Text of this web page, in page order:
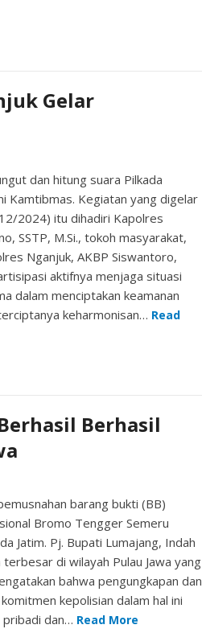
Gelar
dan hitung suara Pilkada
Kamtibmas. Kegiatan yang digelar
2024) itu dihadiri Kapolres
SSTP, M.Si., tokoh masyarakat,
Nganjuk, AKBP Siswantoro,
aktifnya menjaga situasi
dalam menciptakan keamanan
keharmonisan… Read
Berhasil
barang bukti (BB)
Bromo Tengger Semeru
Jatim. Pj. Bupati Lumajang, Indah
di wilayah Pulau Jawa yang
bahwa pengungkapan dan
kepolisian dalam hal ini
pribadi dan… Read More